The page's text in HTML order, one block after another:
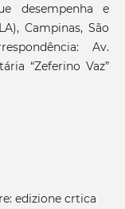
desempenha e
Campinas, São
Av.
“Zeferino Vaz”
edizione crtica